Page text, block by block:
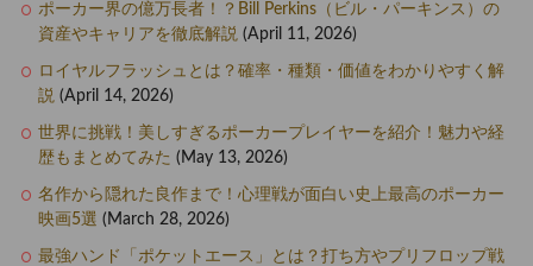
ポーカー界の億万長者！？Bill Perkins（ビル・パーキンス）の
資産やキャリアを徹底解説 (April 11, 2026)
ロイヤルフラッシュとは？確率・種類・価値をわかりやすく解
説 (April 14, 2026)
世界に挑戦！美しすぎるポーカープレイヤーを紹介！魅力や経
歴もまとめてみた (May 13, 2026)
名作から隠れた良作まで！心理戦が面白い史上最高のポーカー
映画5選 (March 28, 2026)
最強ハンド「ポケットエース」とは？打ち方やプリフロップ戦